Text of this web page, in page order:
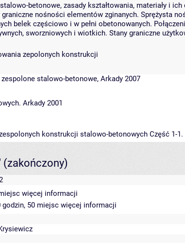
betonowe, zasady kształtowania, materiały i
nośności elementów zginanych. Sprężysta
belek częściowo i w pełni obetonowanych.
sworzniowych i wiotkich. Stany graniczne
zepolonych konstrukcji
stalowo-betonowe, Arkady 2007
Arkady 2001
konstrukcji stalowo-betonowych Część 1-1.
(zakończony)
więcej informacji
godzin, 50 miejsc więcej informacji